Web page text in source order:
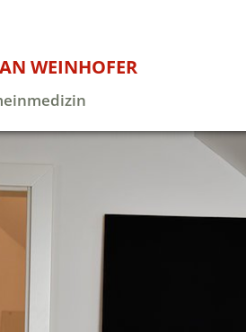
WEINHOFER